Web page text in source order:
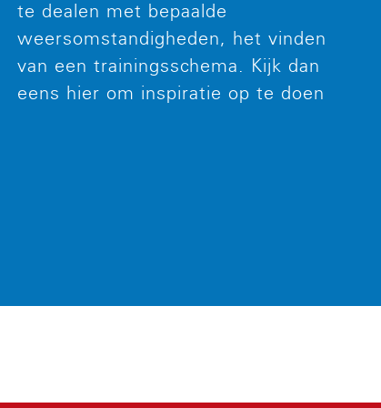
te dealen met bepaalde
weersomstandigheden, het vinden
van een trainingsschema. Kijk dan
eens hier om inspiratie op te doen